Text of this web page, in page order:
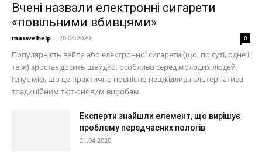
Вчені назвали електронні сигарети
«повільними вбивцями»
maxwelhelp - 20.04.2020 0
Популярність вейпа або електронної сигарети (що, по суті, одне і
те ж) зростає досить швидко, особливо серед молодих людей.
Існує міф, що це практично повністю нешкідлива альтернатива
традиційним тютюновим виробам.
Експерти знайшли елемент, що вирішує
проблему передчасних пологів
21.04.2020